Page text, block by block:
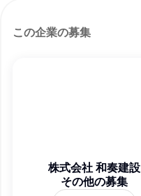
この企業の募集
株式会社 和奏建設
その他の募集